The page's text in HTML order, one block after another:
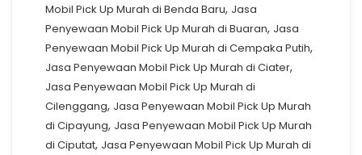
Mobil Pick Up Murah di Benda Baru, Jasa
Penyewaan Mobil Pick Up Murah di Buaran, Jasa
Penyewaan Mobil Pick Up Murah di Cempaka Putih,
Jasa Penyewaan Mobil Pick Up Murah di Ciater,
Jasa Penyewaan Mobil Pick Up Murah di
Cilenggang, Jasa Penyewaan Mobil Pick Up Murah
di Cipayung, Jasa Penyewaan Mobil Pick Up Murah
di Ciputat, Jasa Penyewaan Mobil Pick Up Murah di